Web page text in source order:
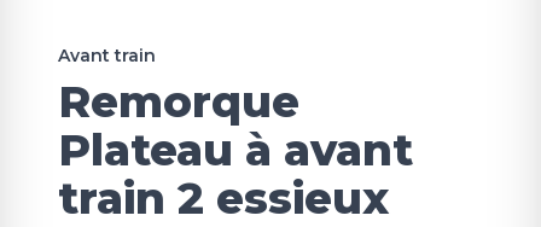
Avant train
Remorque
Plateau à avant
train 2 essieux